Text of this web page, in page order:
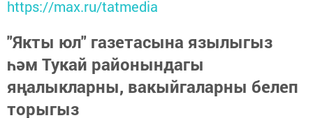
https://max.ru/tatmedia
"Якты юл" газетасына язылыгыз
һәм Тукай районындагы
яңалыкларны, вакыйгаларны белеп
торыгыз